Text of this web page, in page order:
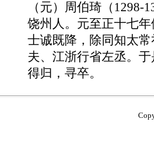
（元）周伯琦（1298-
饶州人。元至正十七
士诚既降，除同知太
夫、江浙行省左丞。
得归，寻卒。